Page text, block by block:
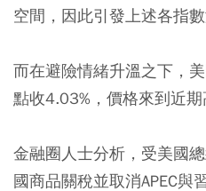
空間，因此引發上述各指數
而在避險情緒升溫之下，
點收4.03%，價格來到近期
金融圈人士分析，受美國
國商品關稅並取消APEC與